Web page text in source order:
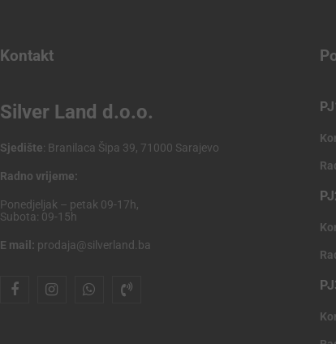
Kontakt
Silver Land d.o.o.
Sjedište: Branilaca Šipa 39, 71000 Sarajevo
Radno vrijeme:
Ponedjeljak – petak 09-17h,
Subota: 09-15h
E mail: prodaja@silverland.ba